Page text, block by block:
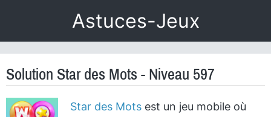
Astuces-Jeux
Solution Star des Mots - Niveau 597
Star des Motsest un jeu mobile où